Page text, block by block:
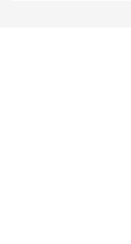
弊社の見解・ 意見ではないこ
このサイトでは Cookie を使